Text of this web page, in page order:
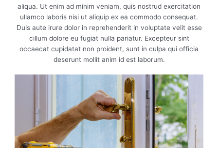
aliqua. Ut enim ad minim veniam, quis nostrud exercitation
ullamco laboris nisi ut aliquip ex ea commodo consequat.
Duis aute irure dolor in reprehenderit in voluptate velit esse
cillum dolore eu fugiat nulla pariatur. Excepteur sint
occaecat cupidatat non proident, sunt in culpa qui officia
deserunt mollit anim id est laborum.